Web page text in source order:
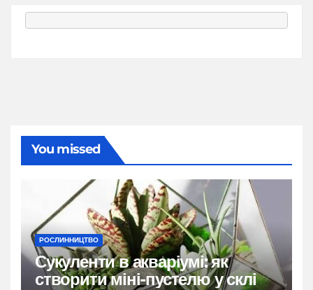
You missed
РОСЛИННИЦТВО
Сукуленти в акваріумі: як
створити міні-пустелю у склі